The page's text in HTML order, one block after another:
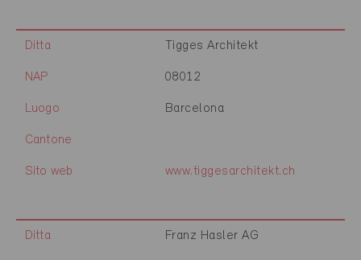
Ditta Tigges Architekt
NAP 08012
Luogo Barcelona
Cantone
Sito web www.tiggesarchitekt.ch
Ditta Franz Hasler AG